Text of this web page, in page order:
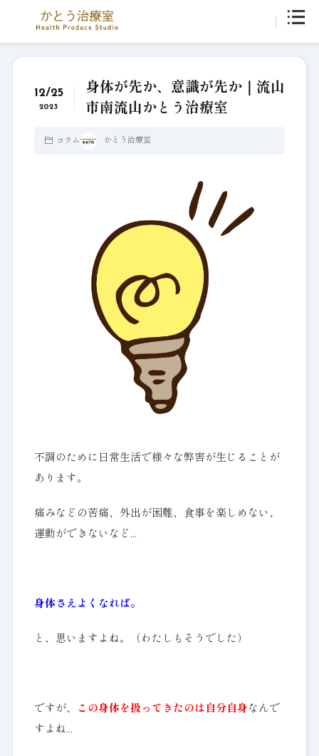
12/25
2023
身体が先か、意識が先か｜流山
市南流山かとう治療室
コラム かとう治療室
不調のために日常生活で様々な弊害が生じることが
あります。
痛みなどの苦痛、外出が困難、食事を楽しめない、
運動ができないなど…
身体さえよくなれば。
と、思いますよね。（わたしもそうでした）
ですが、 この身体を扱ってきたのは自分自身 なんで
すよね…